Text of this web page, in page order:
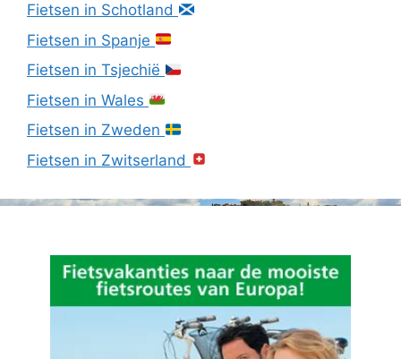
Fietsen in Schotland
Fietsen in Spanje
Fietsen in Tsjechië
Fietsen in Wales
Fietsen in Zweden
Fietsen in Zwitserland